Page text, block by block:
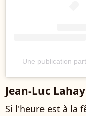
Une publication
Jean-Luc
Si l'heure est à la